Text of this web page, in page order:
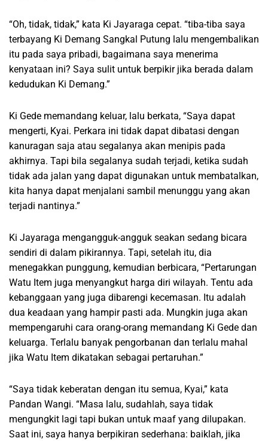
“Oh, tidak, tidak,” kata Ki Jayaraga cepat. “tiba-tiba saya
terbayang Ki Demang Sangkal Putung lalu mengembalikan
itu pada saya pribadi, bagaimana saya menerima
kenyataan ini? Saya sulit untuk berpikir jika berada dalam
kedudukan Ki Demang.”
Ki Gede memandang keluar, lalu berkata, “Saya dapat
mengerti, Kyai. Perkara ini tidak dapat dibatasi dengan
kanuragan saja atau segalanya akan menipis pada
akhirnya. Tapi bila segalanya sudah terjadi, ketika sudah
tidak ada jalan yang dapat digunakan untuk membatalkan,
kita hanya dapat menjalani sambil menunggu yang akan
terjadi nantinya.”
Ki Jayaraga mengangguk-angguk seakan sedang bicara
sendiri di dalam pikirannya. Tapi, setelah itu, dia
menegakkan punggung, kemudian berbicara, “Pertarungan
Watu Item juga menyangkut harga diri wilayah. Tentu ada
kebanggaan yang juga dibarengi kecemasan. Itu adalah
dua keadaan yang hampir pasti ada. Mungkin juga akan
mempengaruhi cara orang-orang memandang Ki Gede dan
keluarga. Terlalu banyak pengorbanan dan terlalu mahal
jika Watu Item dikatakan sebagai pertaruhan.”
“Saya tidak keberatan dengan itu semua, Kyai,” kata
Pandan Wangi. “Masa lalu, sudahlah, saya tidak
mengungkit lagi tapi bukan untuk maaf yang dilupakan.
Saat ini, saya hanya berpikiran sederhana: baiklah, jika